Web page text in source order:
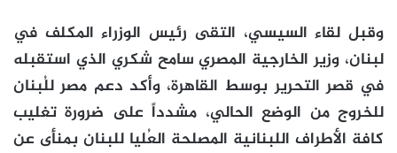
وقبل لقاء السيسي، التقى رئيس الوزراء المكلف في
لبنان، وزير الخارجية المصري سامح شكري الذي استقبله
في قصر التحرير بوسط القاهرة، وأكد دعم مصر للُبنان
للخروج من الوضع الحالي، مشدداً على ضرورة تغليب
كافة الأطراف اللبنانية المصلحة العُليا للبنان بمنأى عن